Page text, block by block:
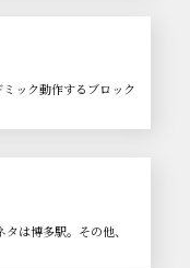
ック動作するブロック
は博多駅。その他、